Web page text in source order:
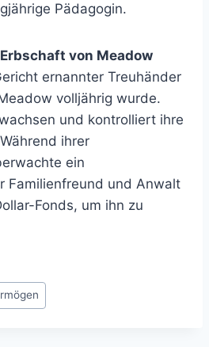
Pädagogin.
von Meadow
ernannter Treuhänder
volljährig wurde.
und kontrolliert ihre
ihrer
ein
Familienfreund und Anwalt
Fonds, um ihn zu